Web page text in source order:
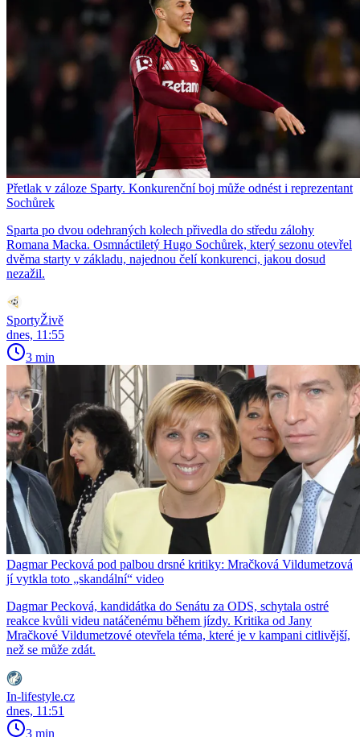
Přetlak v záloze Sparty. Konkurenční boj může odnést i reprezentant
Sochůrek
Sparta po dvou odehraných kolech přivedla do středu zálohy
Romana Macka. Osmnáctiletý Hugo Sochůrek, který sezonu otevřel
dvěma starty v základu, najednou čelí konkurenci, jakou dosud
nezažil.
SportyŽivě
dnes, 11:55
3 min
Dagmar Pecková pod palbou drsné kritiky: Mračková Vildumetzová
jí vytkla toto „skandální“ video
Dagmar Pecková, kandidátka do Senátu za ODS, schytala ostré
reakce kvůli videu natáčenému během jízdy. Kritika od Jany
Mračkové Vildumetzové otevřela téma, které je v kampani citlivější,
než se může zdát.
In-lifestyle.cz
dnes, 11:51
3 min